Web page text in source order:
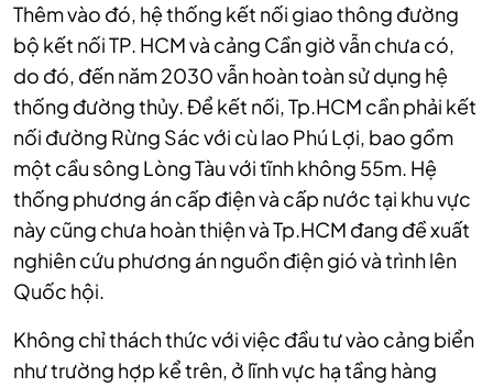
Thêm vào đó, hệ thống kết nối giao thông đường
bộ kết nối TP. HCM và cảng Cần giờ vẫn chưa có,
do đó, đến năm 2030 vẫn hoàn toàn sử dụng hệ
thống đường thủy. Để kết nối, Tp.HCM cần phải kết
nối đường Rừng Sác với cù lao Phú Lợi, bao gồm
một cầu sông Lòng Tàu với tĩnh không 55m. Hệ
thống phương án cấp điện và cấp nước tại khu vực
này cũng chưa hoàn thiện và Tp.HCM đang đề xuất
nghiên cứu phương án nguồn điện gió và trình lên
Quốc hội.
Không chỉ thách thức với việc đầu tư vào cảng biển
như trường hợp kể trên, ở lĩnh vực hạ tầng hàng